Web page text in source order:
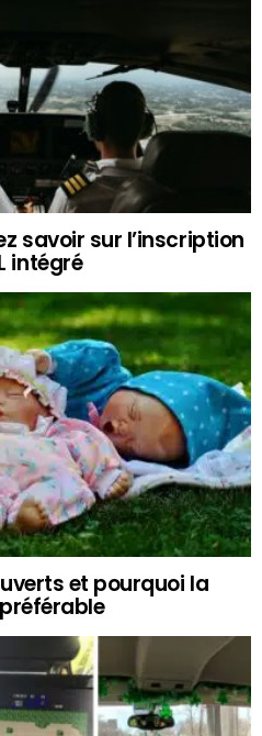
savoir sur l’inscription
intégré
et pourquoi la